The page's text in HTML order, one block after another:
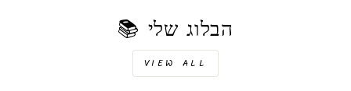
הבלוג שלי 📚
VIEW ALL